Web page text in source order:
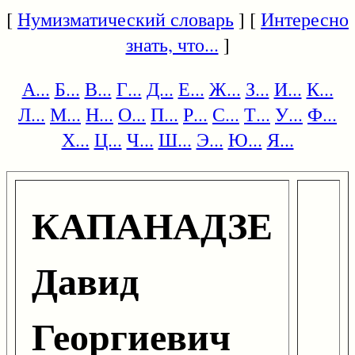
[Нумизматический словарь] [Интересно
знать, что... ]
А... Б... В... Г... Д... Е... Ж... З... И... К...
Л... М... Н... О... П... Р... С... Т... У... Ф...
Х... Ц... Ч... Ш... Э... Ю... Я...
КАПАНАДЗЕ
Давид
Георгиевич